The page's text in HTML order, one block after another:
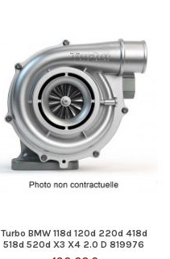
Turbo BMW 118d 120d 220d 418d
518d 520d X3 X4 2.0 D 819976